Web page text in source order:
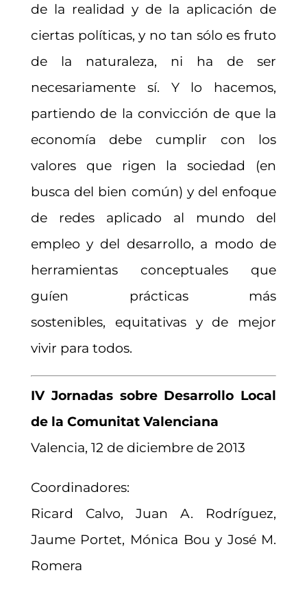
de la realidad y de la aplicación de
ciertas políticas, y no tan sólo es fruto
de la naturaleza, ni ha de ser
necesariamente sí. Y lo hacemos,
partiendo de la convicción de que la
economía debe cumplir con los
valores que rigen la sociedad (en
busca del bien común) y del enfoque
de redes aplicado al mundo del
empleo y del desarrollo, a modo de
herramientas conceptuales que
guíen prácticas más
sostenibles, equitativas y de mejor
vivir para todos.
IV Jornadas sobre Desarrollo Local
de la Comunitat Valenciana
Valencia, 12 de diciembre de 2013
Coordinadores:
Ricard Calvo, Juan A. Rodríguez,
Jaume Portet, Mónica Bou y José M.
Romera